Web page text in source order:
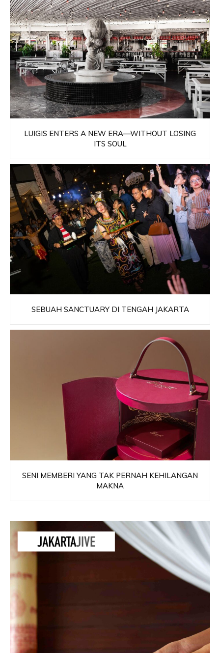
LUIGIS ENTERS A NEW ERA—WITHOUT LOSING
ITS SOUL
SEBUAH SANCTUARY DI TENGAH JAKARTA
SENI MEMBERI YANG TAK PERNAH KEHILANGAN
MAKNA